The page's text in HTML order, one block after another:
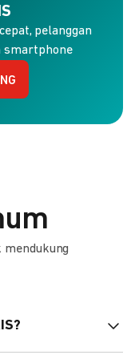
pelanggan
smartphone
mendukung